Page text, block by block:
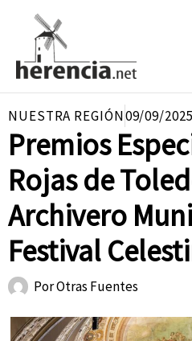
contenido
NUESTRA REGIÓN09/09/2025
Premios
Rojas de
Archivero
Festival
PorOtras Fuentes